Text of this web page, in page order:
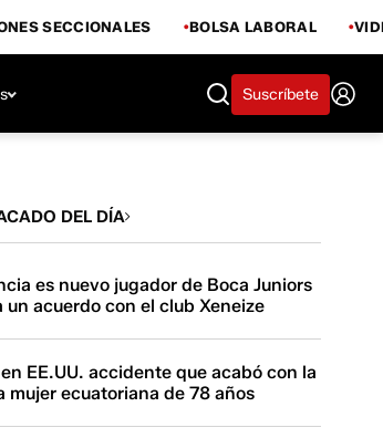
SECCIONALES BOLSA LABORAL
Suscríbete
DEL DÍA
es nuevo jugador de Boca Juniors
un acuerdo con el club Xeneize
EE.UU. accidente que acabó con la
mujer ecuatoriana de 78 años